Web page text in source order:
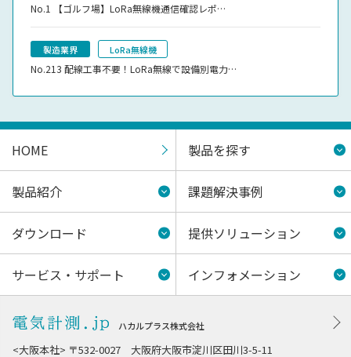
No.1 【ゴルフ場】LoRa無線機通信確認レポ…
製造業界 LoRa無線機
No.213 配線工事不要！LoRa無線で設備別電力…
HOME 製品を探す
製品紹介 課題解決事例
ダウンロード 提供ソリューション
サービス・サポート インフォメーション
ハカルプラス株式会社
<大阪本社> 〒532-0027 大阪府大阪市淀川区田川3-5-11